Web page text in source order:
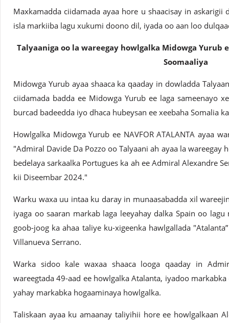
Maxkamadda ciidamada ayaa hore u shaacisay in
isla markiiba lagu xukumi doono dil, iyada oo aan loo
Talyaaniga oo la wareegay howlgalka Midowga Yurub
Soomaaliya
Midowga Yurub ayaa shaaca ka qaaday in dowladda
ciidamada badda ee Midowga Yurub ee laga sameenayo
burcad badeedda iyo dhaca hubeysan ee xeebaha Somalia
Howlgalka Midowga Yurub ee NAVFOR ATALANTA ayaa
"Admiral Davide Da Pozzo oo Talyaani ah ayaa la wareegay
bedelaya sarkaalka Portugues ka ah ee Admiral Alexandre
kii Diseembar 2024."
Warku waxa uu intaa ku daray in munaasabadda xil
iyaga oo saaran markab laga leeyahay dalka Spain oo
goob-joog ka ahaa taliye ku-xigeenka hawlgallada
Villanueva Serrano.
Warka sidoo kale waxaa shaaca looga qaaday in
wareegtada 49-aad ee howlgalka Atalanta, iyadoo markabka
yahay markabka hogaaminaya howlgalka.
Taliskaan ayaa ku amaanay taliyihii hore ee howlgalkaan